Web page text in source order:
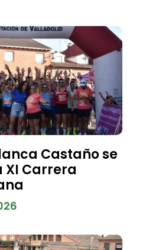
Castaño se
XI Carrera